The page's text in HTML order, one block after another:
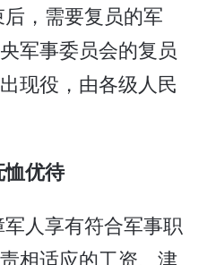
，需要复员的军
军事委员会的复员
现役，由各级人民
优待
人享有符合军事职
相适应的工资、津